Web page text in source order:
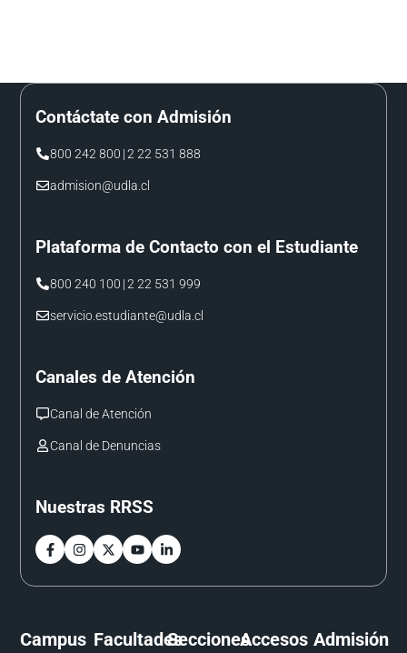
Contáctate con Admisión
800 242 800 | 2 22 531 888
admision@udla.cl
Plataforma de Contacto con el Estudiante
800 240 100 | 2 22 531 999
servicio.estudiante@udla.cl
Canales de Atención
Canal de Atención
Canal de Denuncias
Nuestras RRSS
Campus FacultadesSeccionesAccesos Admisión